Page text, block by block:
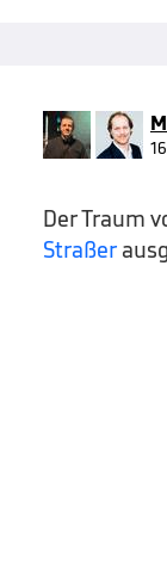
Der Traum
Straßer